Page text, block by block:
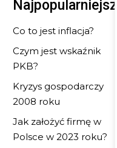
Najpopularniejsze
Co to jest inflacja?
Czym jest wskaźnik
PKB?
Kryzys gospodarczy
2008 roku
Jak założyć firmę w
Polsce w 2023 roku?